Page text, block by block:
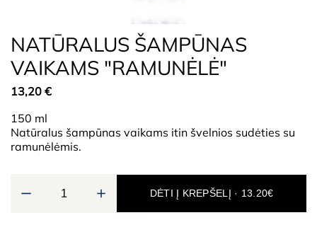
NATŪRALUS ŠAMPŪNAS
VAIKAMS "RAMUNĖLĖ"
13,20 €
150 ml
Natūralus šampūnas vaikams itin švelnios sudėties su
ramunėlėmis.
DĖTI Į KREPŠELĮ · 13.20€